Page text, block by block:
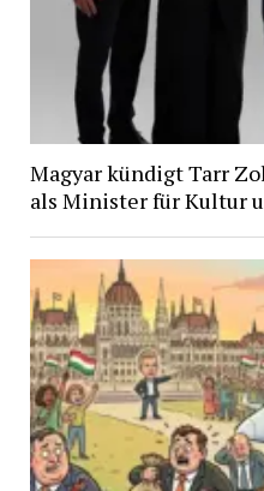
Magyar kündigt Tarr
als Minister für Kultur